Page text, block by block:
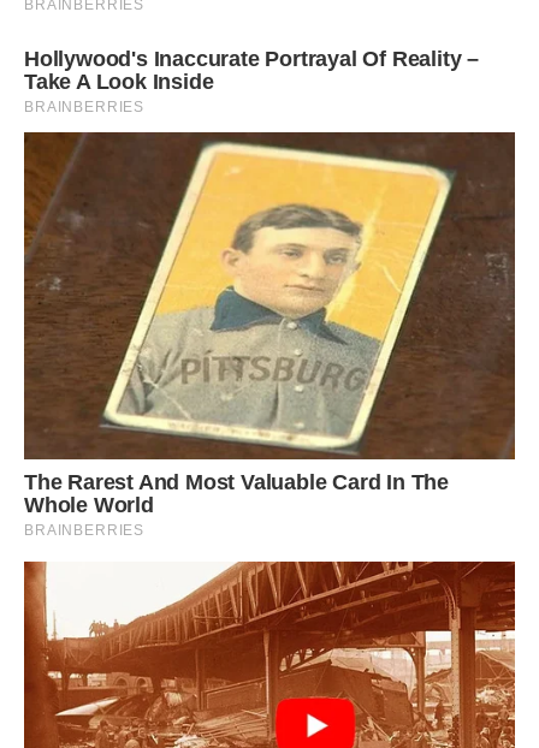
Спеціально для видання Ibilingua.com.
Передрук без посилання на Ibilingua.com. заборонено.
Фото ілюстративне, з вільних джерел, freepik.co
Сподобалася стаття? Поділіться з друзями на
Facebook!